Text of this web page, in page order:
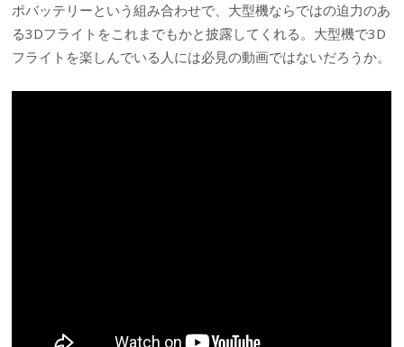
ポバッテリーという組み合わせで、大型機ならではの迫力のあ
る3Dフライトをこれまでもかと披露してくれる。大型機で3D
フライトを楽しんでいる人には必見の動画ではないだろうか。